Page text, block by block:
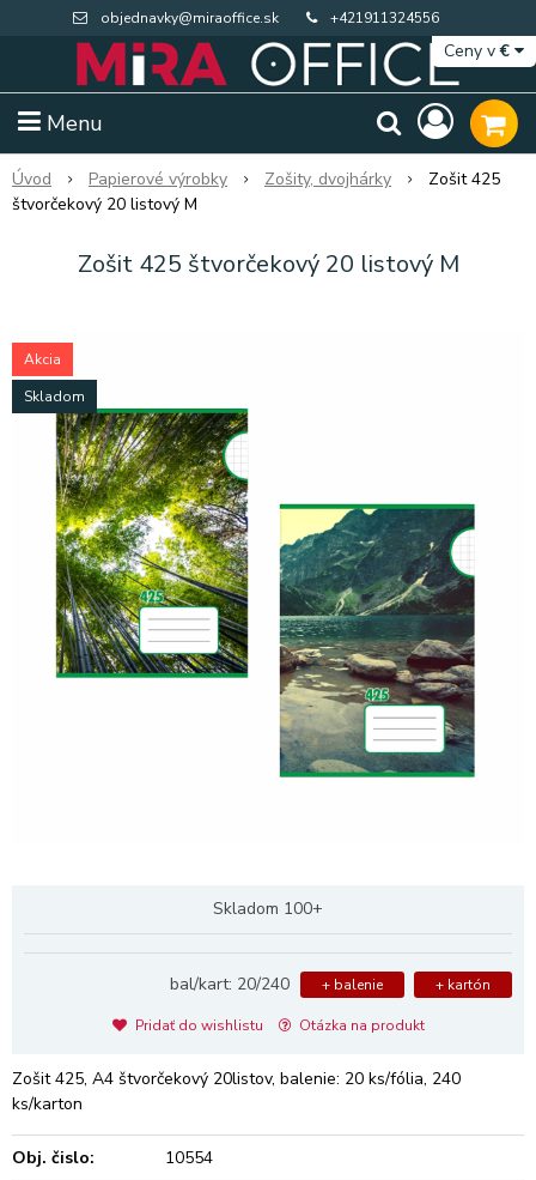
objednavky@miraoffice.sk +421911324556
Menu
Ceny v€
Extra výpredaj zásob Výpredaj BTS
Úvod Papierové výrobky Zošity, dvojhárky
Zošit 425
štvorčekový 20 listový M
Zošit 425 štvorčekový 20 listový M
Akcia
Skladom
Skladom 100+
bal/kart: 20/240 + balenie + kartón
Pridať do wishlistu Otázka na produkt
Zošit 425, A4 štvorčekový 20listov, balenie: 20 ks/fólia, 240
ks/karton
Obj. čislo:
10554